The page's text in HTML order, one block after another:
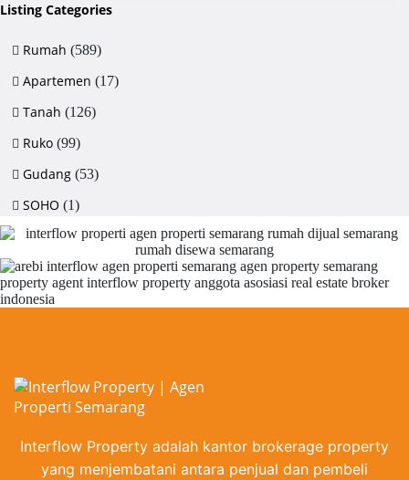
Listing Categories
Rumah (589)
Apartemen (17)
Tanah (126)
Ruko (99)
Gudang (53)
SOHO (1)
Interflow Property adalah kantor brokerage property
yang menjembatani antara penjual dan pembeli